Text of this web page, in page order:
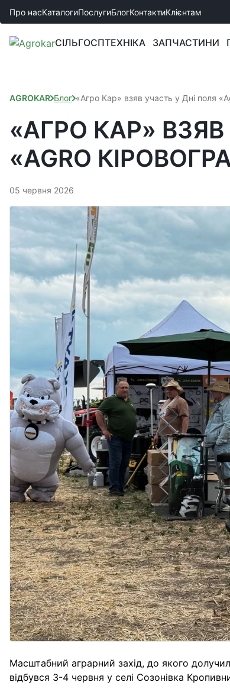
Про насКаталогиПослугиБлогКонтактиКлієнтам
СІЛЬГОСПТЕХНІКА ЗАПЧАСТИНИ
AGROKAR Блог «Агро Кар» взяв участь у Дні поля
«АГРО КАР»
«AGRO
05 червня 2026
Масштабний аграрний захід, до якого
відбувся 3-4 червня у селі Созонівка